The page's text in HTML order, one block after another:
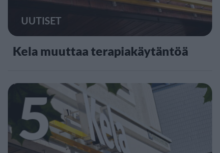
UUTISET
Kela muuttaa terapiakäytäntöä
5